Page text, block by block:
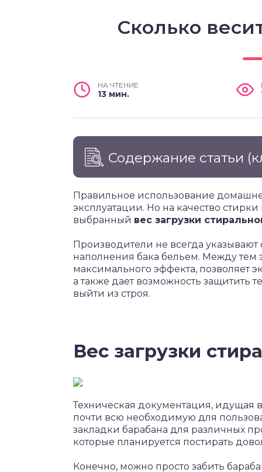
Сколько
НА ЧТЕНИЕ
13 мин.
Содержание статьи
Правильное использование
эксплуатации. Но на качество
выбранный вес загрузки
Производители не всегда
наполнения бака бельем. Между
максимального эффекта, позволяет
а также дает возможность защитить
выйти из строя.
Вес загрузки
Техническая документация, идущая
почти всю необходимую для
закладки барабана для различных
которые планируется постирать
Конечно, можно просто забить